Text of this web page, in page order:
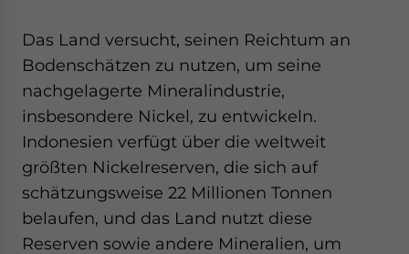
Das Land versucht, seinen Reichtum an
Bodenschätzen zu nutzen, um seine
nachgelagerte Mineralindustrie,
insbesondere Nickel, zu entwickeln.
Indonesien verfügt über die weltweit
größten Nickelreserven, die sich auf
schätzungsweise 22 Millionen Tonnen
belaufen, und das Land nutzt diese
Reserven sowie andere Mineralien, um